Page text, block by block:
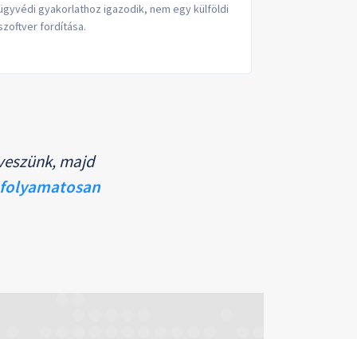
gyakorlathoz igazodik, nem egy külföldi
fordítása.
majd
folyamatosan